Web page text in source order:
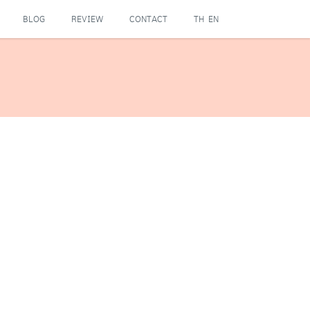
BLOG REVIEW CONTACT TH EN